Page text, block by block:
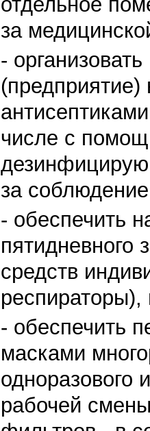
за
-
числе с
за
- обеспечить
средств
респираторы),
- обеспечить
масками
одноразового
рабочей